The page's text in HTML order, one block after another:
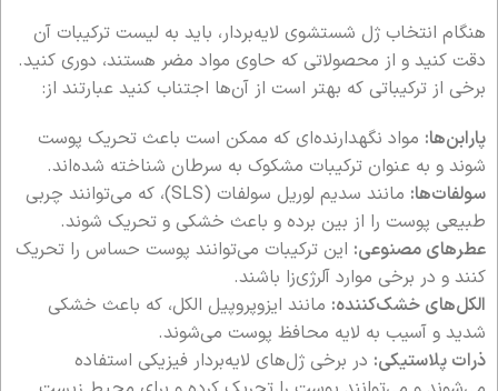
هنگام انتخاب ژل شستشوی لایه‌بردار، باید به لیست ترکیبات آن
دقت کنید و از محصولاتی که حاوی مواد مضر هستند، دوری کنید.
برخی از ترکیباتی که بهتر است از آن‌ها اجتناب کنید عبارتند از:
پارابن‌ها: مواد نگهدارنده‌ای که ممکن است باعث تحریک پوست
شوند و به عنوان ترکیبات مشکوک به سرطان شناخته شده‌اند.
سولفات‌ها:
مانند سدیم لوریل سولفات (SLS)، که می‌توانند چربی
طبیعی پوست را از بین برده و باعث خشکی و تحریک شوند.
عطرهای مصنوعی: این ترکیبات می‌توانند پوست حساس را تحریک
کنند و در برخی موارد آلرژی‌زا باشند.
الکل‌های خشک‌کننده: مانند ایزوپروپیل الکل، که باعث خشکی
شدید و آسیب به لایه محافظ پوست می‌شوند.
ذرات پلاستیکی: در برخی ژل‌های لایه‌بردار فیزیکی استفاده